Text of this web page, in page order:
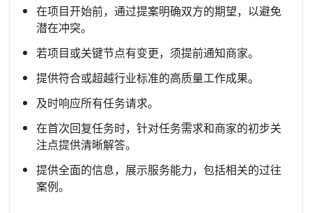
在项目开始前，通过提案明确双方的期望，以避免
潜在冲突。
若项目或关键节点有变更，须提前通知商家。
提供符合或超越行业标准的高质量工作成果。
及时响应所有任务请求。
在首次回复任务时，针对任务需求和商家的初步关
注点提供清晰解答。
提供全面的信息，展示服务能力，包括相关的过往
案例。